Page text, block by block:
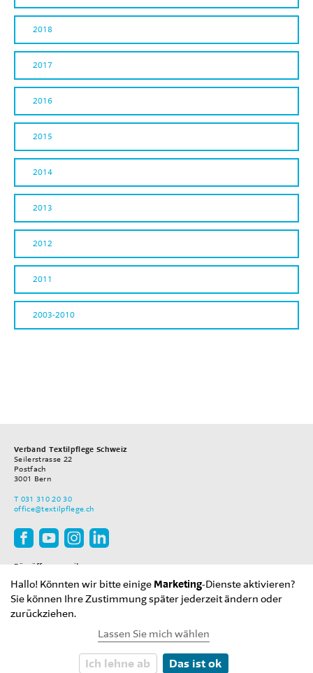
2018
2017
2016
2015
2014
2013
2012
2011
2003-2010
Verband Textilpflege Schweiz
Seilerstrasse 22
Postfach
3001 Bern
T 031 310 20 30
office@textilpflege.ch
Büroöffnungszeiten
08.00–12.00 Uhr
13.30–17.00 Uhr
Impressum Datenschutz
Hallo! Könnten wir bitte einige Marketing-Dienste aktivieren?
Sie können Ihre Zustimmung später jederzeit ändern oder
zurückziehen.
Lassen Sie mich wählen
Ich lehne ab Das ist ok